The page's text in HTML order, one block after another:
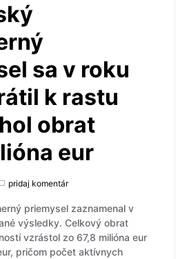
sa v roku
k rastu
obrat
eur
pridaj komentár
priemysel zaznamenal v
výsledky. Celkový obrat
vzrástol zo 67,8 milióna eur
pričom počet aktívnych